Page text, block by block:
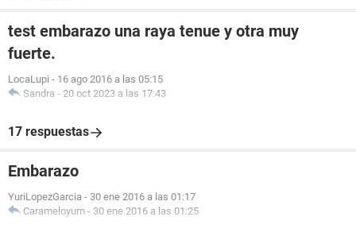
test embarazo una raya tenue y otra muy
fuerte.
LocaLupi - 16 ago 2016 a las 05:15
Sandra - 20 oct 2023 a las 17:43
17 respuestas
Embarazo
YuriLopezGarcia - 30 ene 2016 a las 01:17
Carameloyum - 30 ene 2016 a las 01:25